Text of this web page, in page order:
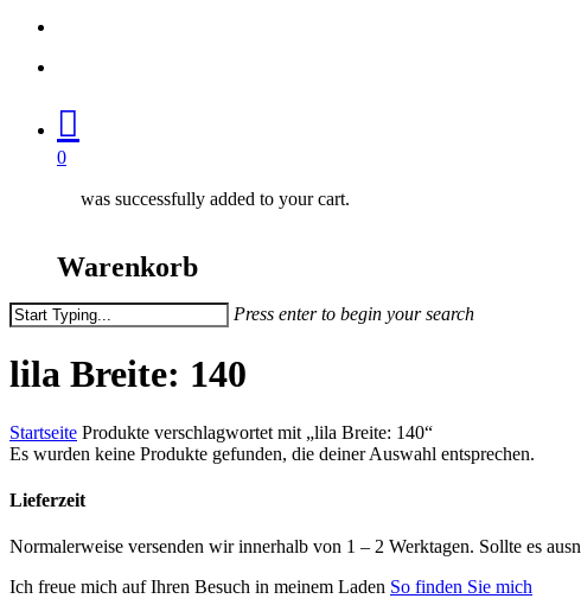
0
was successfully added to your cart.
Warenkorb
Press enter to begin your search
Search
lila Breite: 140
Startseite Produkte verschlagwortet mit „lila Breite: 140“
Es wurden keine Produkte gefunden, die deiner Auswahl entsprechen.
Lieferzeit
Normalerweise versenden wir innerhalb von 1 – 2 Werktagen. Sollte es
Ich freue mich auf Ihren Besuch in meinem Laden So finden Sie mich